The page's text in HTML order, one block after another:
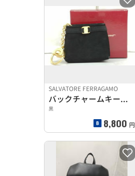
SALVATORE FERRAGAMO
バックチャームキーホルダー
黒
8,800 円